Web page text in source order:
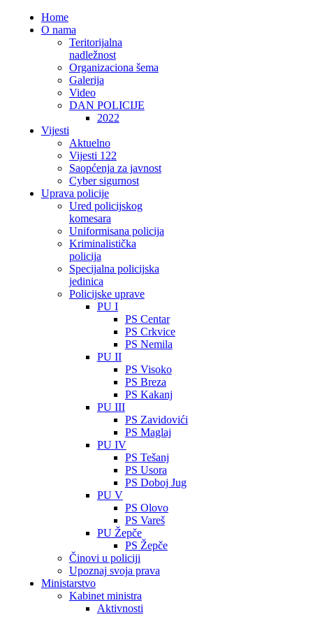
Home
O nama
Teritorijalna
nadležnost
Organizaciona šema
Galerija
Video
DAN POLICIJE
2022
Vijesti
Aktuelno
Vijesti 122
Saopćenja za javnost
Cyber sigurnost
Uprava policije
Ured policijskog
komesara
Uniformisana policija
Kriminalistička
policija
Specijalna policijska
jedinica
Policijske uprave
PU I
PS Centar
PS Crkvice
PS Nemila
PU II
PS Visoko
PS Breza
PS Kakanj
PU III
PS Zavidovići
PS Maglaj
PU IV
PS Tešanj
PS Usora
PS Doboj Jug
PU V
PS Olovo
PS Vareš
PU Žepče
PS Žepče
Činovi u policiji
Upoznaj svoja prava
Ministarstvo
Kabinet ministra
Aktivnosti